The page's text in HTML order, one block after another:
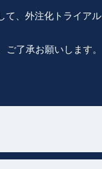
て、外注化トライアル
了承お願いします。